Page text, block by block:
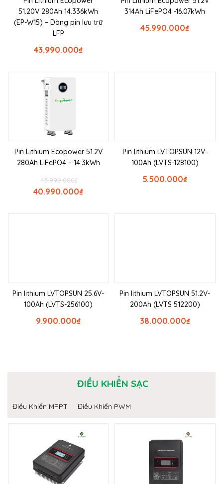
51.20V 280Ah 14.336kWh
(EP-W15) – Dòng pin lưu trữ
LFP
₫
43.990.000
314Ah LiFePO4 -16.07kWh
₫
45.990.000
Pin Lithium Ecopower 51.2V
280Ah LiFePO4 – 14.3kWh
₫
43.990.000
₫
40.990.000
Pin lithium LVTOPSUN 12V-
100Ah (LVTS-128100)
₫
5.500.000
Pin lithium LVTOPSUN 25.6V-
100Ah (LVTS-256100)
₫
9.900.000
Pin lithium LVTOPSUN 51.2V-
200Ah (LVTS 512200)
₫
38.000.000
ĐIỀU KHIỂN SẠC
Điều Khiển MPPT Điều Khiển PWM